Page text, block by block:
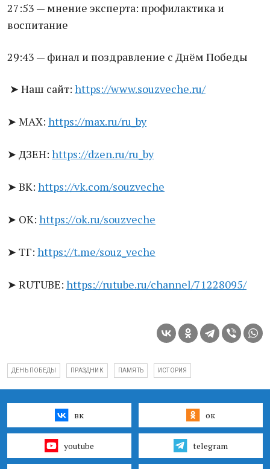
27:53 — мнение эксперта: профилактика и
воспитание
29:43 — финал и поздравление с Днём Победы
➤ Наш сайт: https://www.souzveche.ru/
➤ MAX: https://max.ru/ru_by
➤ ДЗЕН: https://dzen.ru/ru_by
➤ ВК: https://vk.com/souzveche
➤ ОК: https://ok.ru/souzveche
➤ ТГ: https://t.me/souz_veche
➤ RUTUBE: https://rutube.ru/channel/71228095/
ДЕНЬ ПОБЕДЫ ПРАЗДНИК ПАМЯТЬ ИСТОРИЯ
вк ок
youtube telegram